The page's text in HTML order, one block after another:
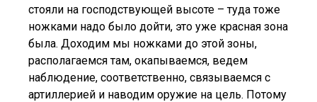
стояли на господствующей высоте – туда тоже
ножками надо было дойти, это уже красная зона
была. Доходим мы ножками до этой зоны,
располагаемся там, окапываемся, ведем
наблюдение, соответственно, связываемся с
артиллерией и наводим оружие на цель. Потому